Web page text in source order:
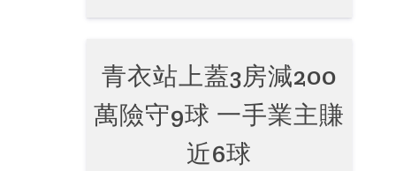
青衣站上蓋3房減200
萬險守9球 一手業主賺
近6球